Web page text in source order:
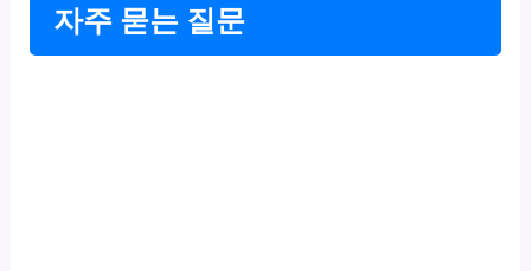
자주 묻는 질문